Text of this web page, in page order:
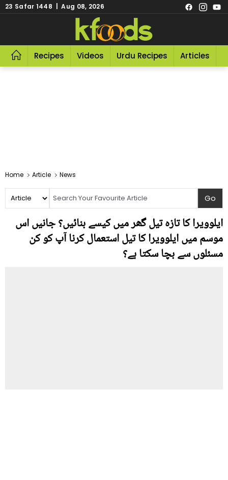
23 Safar 1448 | Aug 08, 2026
Recipes Videos Urdu Recipes Articles
Home Article News
ایلوویرا کا تازہ تیل گھر میں کیسے بنائیں؟ جانیں اس
موسم میں ایلوویرا کا تیل استعمال کرنا آپ کو کن
مسئلوں سے بچا سکتا ہے؟